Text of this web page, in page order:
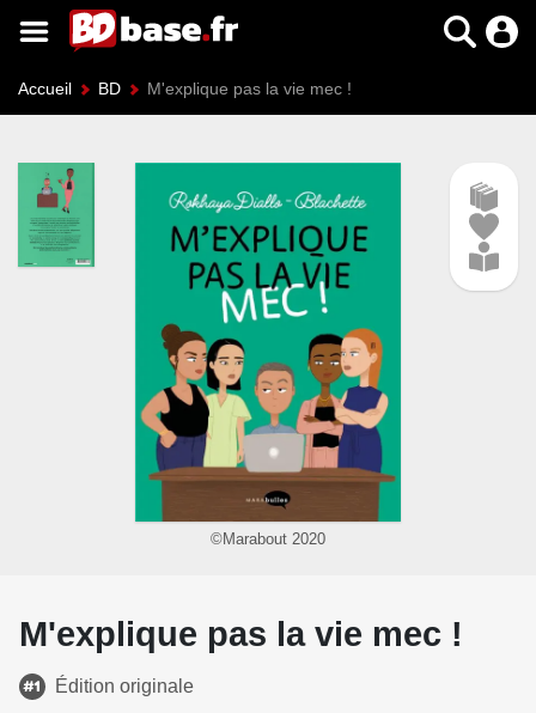
Accueil BD M'explique pas la vie mec !
©Marabout 2020
M'explique pas la vie mec !
Édition originale